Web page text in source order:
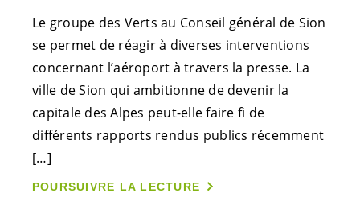
Le groupe des Verts au Conseil général de Sion
se permet de réagir à diverses interventions
concernant l’aéroport à travers la presse. La
ville de Sion qui ambitionne de devenir la
capitale des Alpes peut-elle faire fi de
différents rapports rendus publics récemment
[…]
POURSUIVRE LA LECTURE